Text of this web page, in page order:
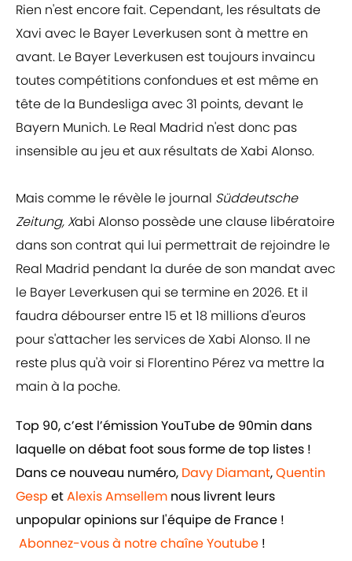
Rien n'est encore fait. Cependant, les résultats de
Xavi avec le Bayer Leverkusen sont à mettre en
avant. Le Bayer Leverkusen est toujours invaincu
toutes compétitions confondues et est même en
tête de la Bundesliga avec 31 points, devant le
Bayern Munich. Le Real Madrid n'est donc pas
insensible au jeu et aux résultats de Xabi Alonso.
Mais comme le révèle le journal Süddeutsche
Zeitung, Xabi Alonso possède une clause libératoire
dans son contrat qui lui permettrait de rejoindre le
Real Madrid pendant la durée de son mandat avec
le Bayer Leverkusen qui se termine en 2026. Et il
faudra débourser entre 15 et 18 millions d'euros
pour s'attacher les services de Xabi Alonso. Il ne
reste plus qu'à voir si Florentino Pérez va mettre la
main à la poche.
Top 90, c’est l’émission YouTube de 90min dans
laquelle on débat foot sous forme de top listes !
Dans ce nouveau numéro, Davy Diamant,Quentin
Gesp etAlexis Amsellem nous livrent leurs
unpopular opinions sur l'équipe de France !
Abonnez-vous à notre chaîne Youtube !